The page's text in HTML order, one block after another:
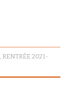
RENTRÉE 2021-